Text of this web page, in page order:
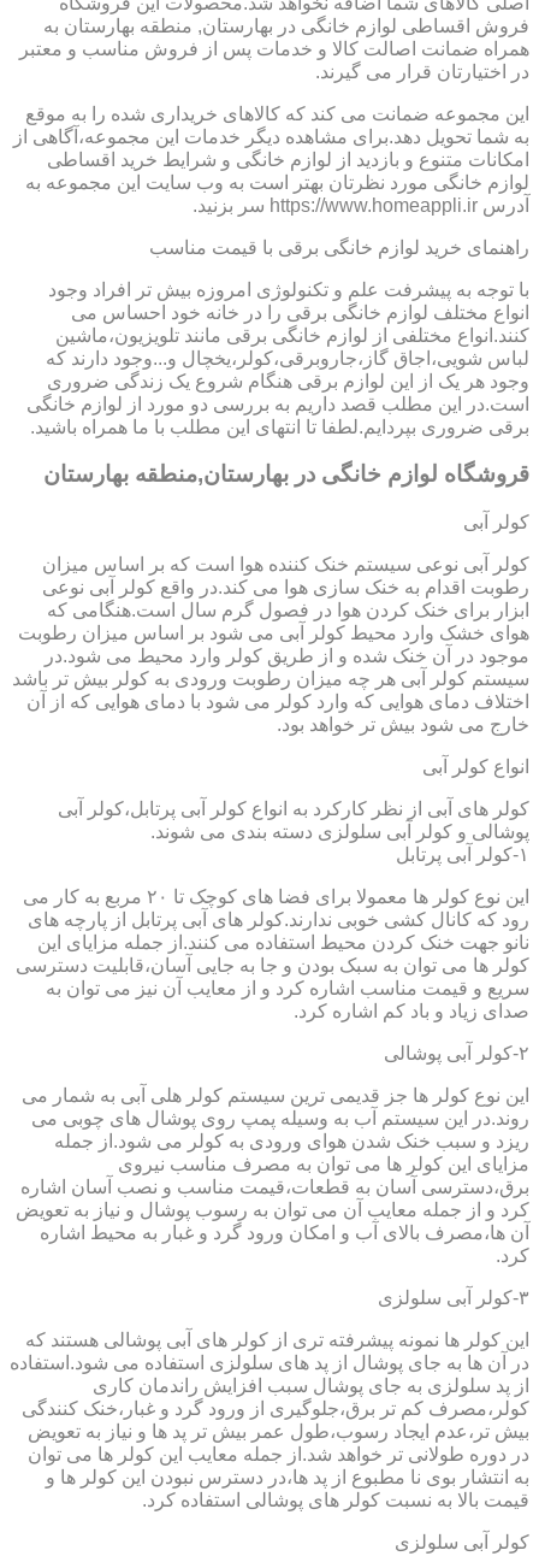
فروش اقساطی لوازم خانگی در بهارستان, منطقه بهارستان به
همراه ضمانت اصالت کالا و خدمات پس از فروش مناسب و معتبر
در اختیارتان قرار می گیرند.
این مجموعه ضمانت می کند که کالاهای خریداری شده را به موقع
به شما تحویل دهد.برای مشاهده دیگر خدمات این مجموعه،آگاهی از
امکانات متنوع و بازدید از لوازم خانگی و شرایط خرید اقساطی
لوازم خانگی مورد نظرتان بهتر است به وب سایت این مجموعه به
آدرس https://www.homeappli.ir سر بزنید.
راهنمای خرید لوازم خانگی برقی با قیمت مناسب
با توجه به پیشرفت علم و تکنولوژی امروزه بیش تر افراد وجود
انواع مختلف لوازم خانگی برقی را در خانه خود احساس می
کنند.انواع مختلفی از لوازم خانگی برقی مانند تلویزیون،ماشین
لباس شویی،اجاق گاز،جاروبرقی،کولر،یخچال و...وجود دارند که
وجود هر یک از این لوازم برقی هنگام شروع یک زندگی ضروری
است.در این مطلب قصد داریم به بررسی دو مورد از لوازم خانگی
برقی ضروری بپردایم.لطفا تا انتهای این مطلب با ما همراه باشید.
قروشگاه لوازم خانگی در بهارستان,منطقه بهارستان
کولر آبی
کولر آبی نوعی سیستم خنک کننده هوا است که بر اساس میزان
رطوبت اقدام به خنک سازی هوا می کند.در واقع کولر آبی نوعی
ابزار برای خنک کردن هوا در فصول گرم سال است.هنگامی که
هوای خشک وارد محیط کولر آبی می شود بر اساس میزان رطوبت
موجود در آن خنک شده و از طریق کولر وارد محیط می شود.در
سیستم کولر آبی هر چه میزان رطوبت ورودی به کولر بیش تر باشد
اختلاف دمای هوایی که وارد کولر می شود با دمای هوایی که از آن
خارج می شود بیش تر خواهد بود.
انواع کولر آبی
کولر های آبی از نظر کارکرد به انواع کولر آبی پرتابل،کولر آبی
پوشالی و کولر آبی سلولزی دسته بندی می شوند.
۱-کولر آبی پرتابل
این نوع کولر ها معمولا برای فضا های کوچک تا ۲۰ مربع به کار می
رود که کانال کشی خوبی ندارند.کولر های آبی پرتابل از پارچه های
نانو جهت خنک کردن محیط استفاده می کنند.از جمله مزایای این
کولر ها می توان به سبک بودن و جا به جایی آسان،قابلیت دسترسی
سریع و قیمت مناسب اشاره کرد و از معایب آن نیز می توان به
صدای زیاد و باد کم اشاره کرد.
۲-کولر آبی پوشالی
این نوع کولر ها جز قدیمی ترین سیستم کولر هلی آبی به شمار می
روند.در این سیستم آب به وسیله پمپ روی پوشال های چوبی می
ریزد و سبب خنک شدن هوای ورودی به کولر می شود.از جمله
مزایای این کولر ها می توان به مصرف مناسب نیروی
برق،دسترسی آسان به قطعات،قیمت مناسب و نصب آسان اشاره
کرد و از جمله معایب آن می توان به رسوب پوشال و نیاز به تعویض
آن ها،مصرف بالای آب و امکان ورود گرد و غبار به محیط اشاره
کرد.
۳-کولر آبی سلولزی
این کولر ها نمونه پیشرفته تری از کولر های آبی پوشالی هستند که
در آن ها به جای پوشال از پد های سلولزی استفاده می شود.استفاده
از پد سلولزی به جای پوشال سبب افزایش راندمان کاری
کولر،مصرف کم تر برق،جلوگیری از ورود گرد و غبار،خنک کنندگی
بیش تر،عدم ایجاد رسوب،طول عمر بیش تر پد ها و نیاز به تعویض
در دوره طولانی تر خواهد شد.از جمله معایب این کولر ها می توان
به انتشار بوی نا مطبوع از پد ها،در دسترس نبودن این کولر ها و
قیمت بالا به نسبت کولر های پوشالی استفاده کرد.
کولر آبی سلولزی